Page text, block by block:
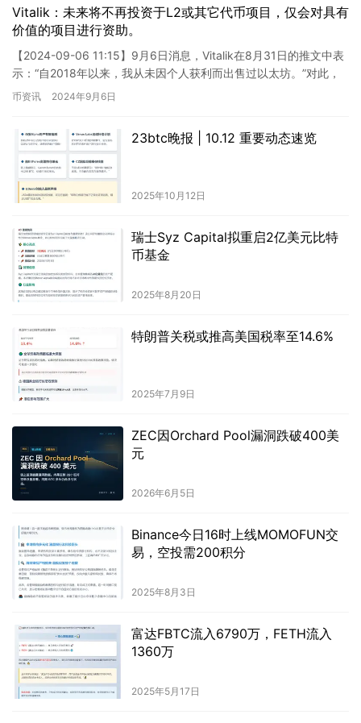
Vitalik：未来将不再投资于L2或其它代币项目，仅会对具有
价值的项目进行资助。
【2024-09-06 11:15】9月6日消息，Vitalik在8月31日的推文中表
示：“自2018年以来，我从未因个人获利而出售过以太坊。”对此，
他回应称：“这一原则同样适用于…
币资讯 2024年9月6日
23btc晚报 | 10.12 重要动态速览
2025年10月12日
瑞士Syz Capital拟重启2亿美元比特
币基金
2025年8月20日
特朗普关税或推高美国税率至14.6%
2025年7月9日
ZEC因Orchard Pool漏洞跌破400美
元
2026年6月5日
Binance今日16时上线MOMOFUN交
易，空投需200积分
2025年8月3日
富达FBTC流入6790万，FETH流入
1360万
2025年5月17日